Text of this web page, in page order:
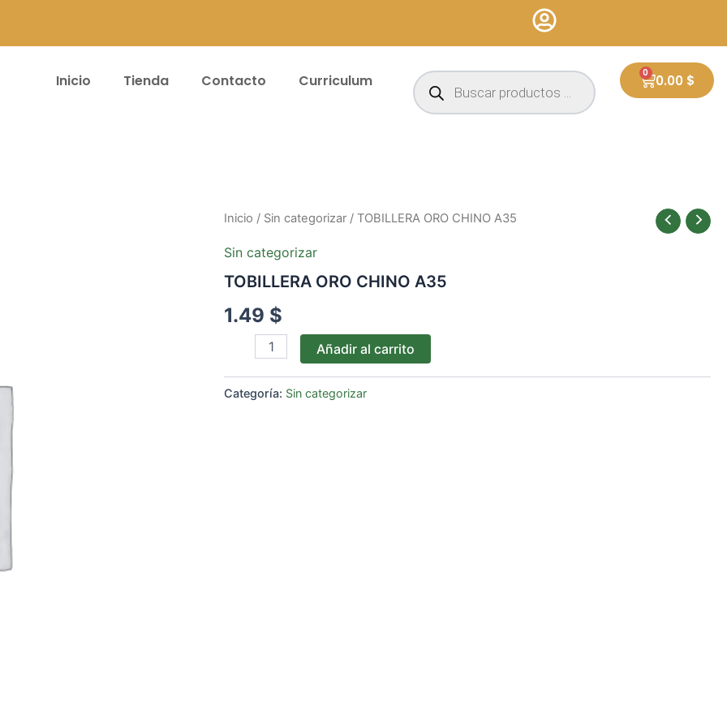
Inicio Tienda Contacto Curriculum
Búsqueda
de
productos
0.00 $
0
Cart
Inicio / Sin categorizar / TOBILLERA ORO CHINO A35
Sin categorizar
TOBILLERA ORO CHINO A35
1.49 $
TOBILLERA
CHINO
cantidad
Añadir al carrito
Categoría: Sin categorizar